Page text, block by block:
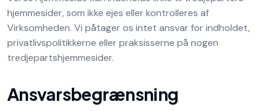
hjemmesider, som ikke ejes eller kontrolleres af
Virksomheden. Vi påtager os intet ansvar for indholdet,
privatlivspolitikkerne eller praksisserne på nogen
tredjepartshjemmesider.
Ansvarsbegrænsning